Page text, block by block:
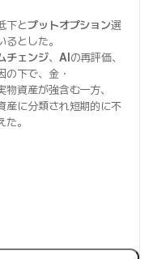
下とプットオプション選
とした。
チェンジ、 AI の再評価、
の下で、金・
資産が強含む一方、
産に分類され短期的に不
。